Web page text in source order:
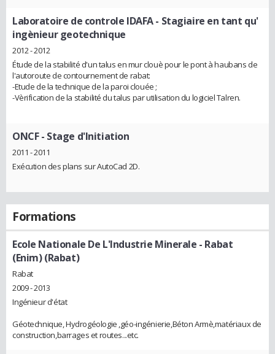
Laboratoire de controle IDAFA- Stagiaire en tant qu'
ingènieur geotechnique
2012 - 2012
Étude de la stabilité d'un talus en mur clouè pour le pont à haubans de
l'autoroute de contournement de rabat:
-Etude de la technique de la paroi clouée ;
-Vèrification de la stabilité du talus par utilisation du logiciel Talren.
ONCF- Stage d'Initiation
2011 - 2011
Exécution des plans sur AutoCad 2D.
Formations
Ecole Nationale De L'Industrie Minerale - Rabat
(Enim) (Rabat)
Rabat
2009 - 2013
Ingénieur d'état
Géotechnique, Hydrogéologie ,géo-ingénierie,Béton Armè,matériaux de
construction,barrages et routes...etc.